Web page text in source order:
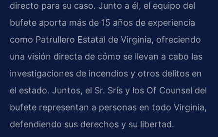
directo para su caso. Junto a él, el equipo del
bufete aporta más de 15 años de experiencia
como Patrullero Estatal de Virginia, ofreciendo
una visión directa de cómo se llevan a cabo las
investigaciones de incendios y otros delitos en
el estado. Juntos, el Sr. Sris y los Of Counsel del
bufete representan a personas en todo Virginia,
defendiendo sus derechos y su libertad.